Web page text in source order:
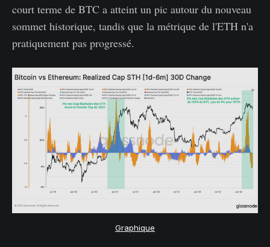
court terme de BTC a atteint un pic autour du nouveau
sommet historique, tandis que la métrique de l'ETH n'a
pratiquement pas progressé.
Graphique